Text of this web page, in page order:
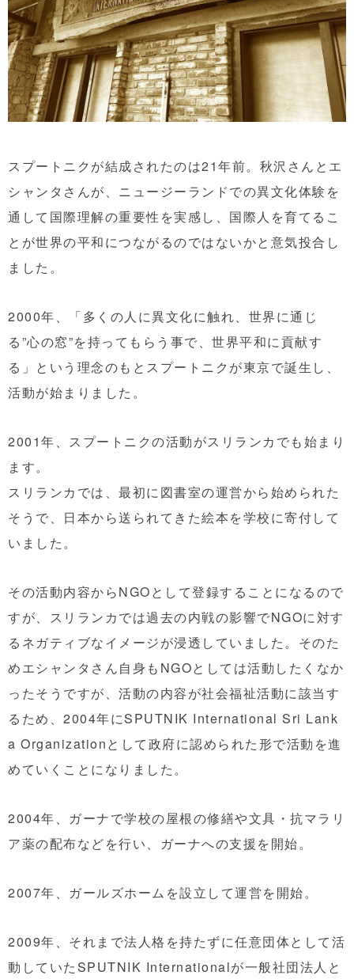
スプートニクが結成されたのは21年前。秋沢さんとエ
シャンタさんが、ニュージーランドでの異文化体験を
通して国際理解の重要性を実感し、国際人を育てるこ
とが世界の平和につながるのではないかと意気投合し
ました。
2000年、
「多くの人に異文化に触れ、世界に通じ
る”心の窓”を持ってもらう事で、世界平和に貢献す
る」 という理念のもとスプートニクが東京で誕生し、
活動が始まりました。
2001年、スプートニクの活動がスリランカでも始まり
ます。
スリランカでは、最初に図書室の運営から始められた
そうで、日本から送られてきた絵本を学校に寄付して
いました。
その活動内容からNGOとして登録することになるので
すが、スリランカでは過去の内戦の影響でNGOに対す
るネガティブなイメージが浸透していました。そのた
めエシャンタさん自身もNGOとしては活動したくなか
ったそうですが、活動の内容が社会福祉活動に該当す
るため、2004年にSPUTNIK International Sri Lank
a Organizationとして政府に認められた形で活動を進
めていくことになりました。
2004年、ガーナで学校の屋根の修繕や文具・抗マラリ
ア薬の配布などを行い、ガーナへの支援を開始。
2007年、ガールズホームを設立して運営を開始。
2009年、それまで法人格を持たずに任意団体として活
動していたSPUTNIK Internationalが一般社団法人と